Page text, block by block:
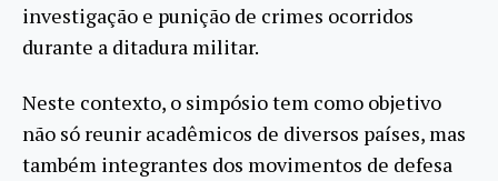
investigação e punição de crimes ocorridos
durante a ditadura militar.
Neste contexto, o simpósio tem como objetivo
não só reunir acadêmicos de diversos países, mas
também integrantes dos movimentos de defesa